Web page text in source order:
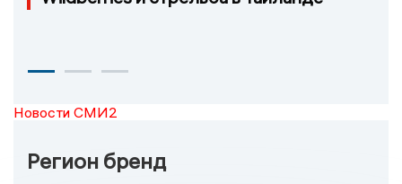
Новости СМИ2
Регион бренд